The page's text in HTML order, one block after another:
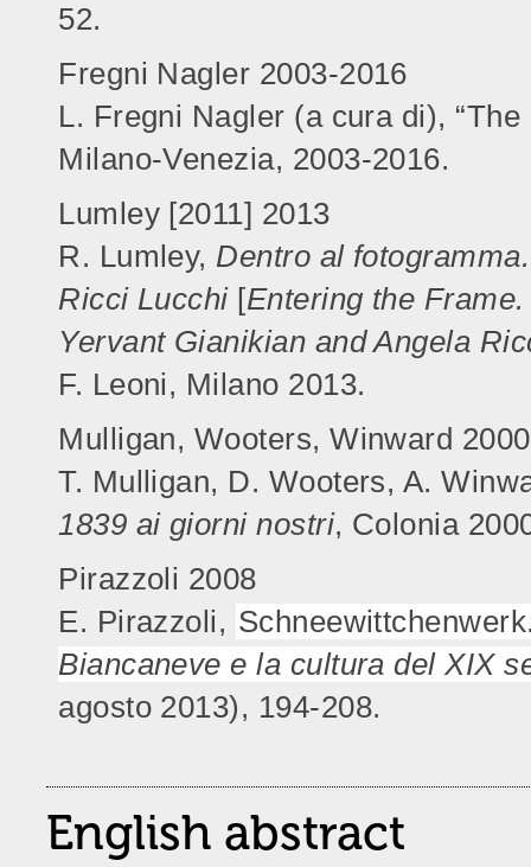
52.
Fregni Nagler 2003-2016
L. Fregni Nagler (a cura di),
Milano-Venezia, 2003-2016.
Lumley [2011] 2013
R. Lumley, Dentro al
Ricci Lucchi[Entering the
Yervant Gianikian and Angela
F. Leoni, Milano 2013.
Mulligan, Wooters, Winward 2000
T. Mulligan, D. Wooters, A.
1839 ai giorni nostri, Colonia
Pirazzoli 2008
E. Pirazzoli,
Biancaneve e la cultura del XIX
agosto 2013), 194-208.
English abstract